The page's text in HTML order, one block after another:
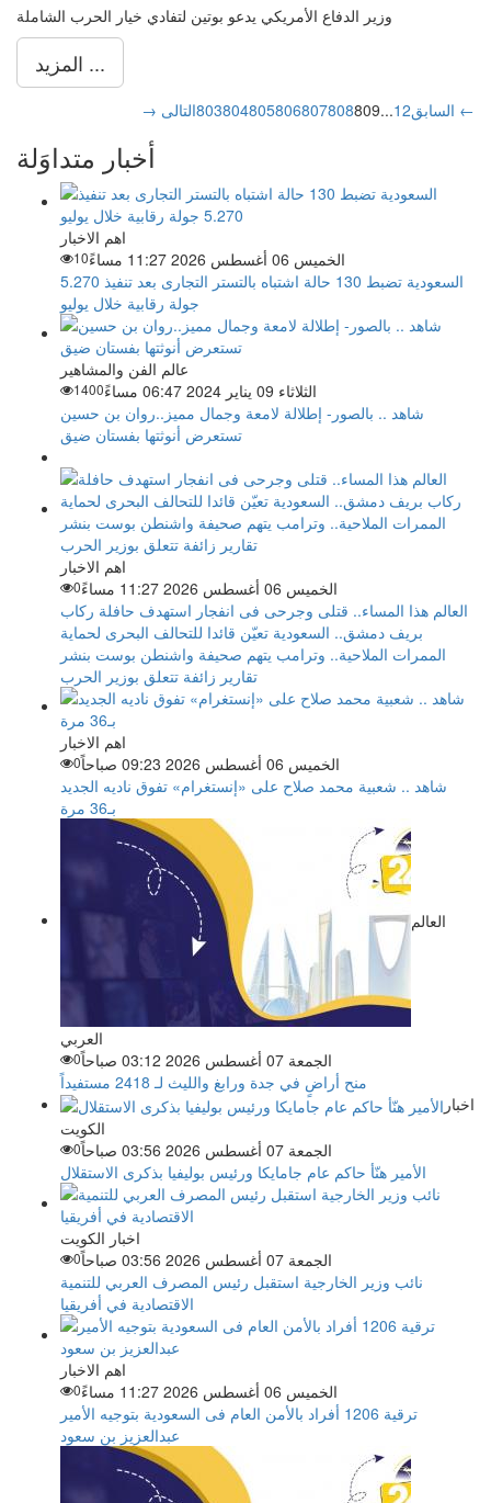
وزير الدفاع الأمريكي يدعو بوتين لتفادي خيار الحرب الشاملة
المزيد ...
→ السابق 12
...
803804805806807808809 التالى ←
أخبار متداوَلة
اهم الاخبار
الخميس 06 أغسطس 2026 11:27 مساءً
10
السعودية تضبط 130 حالة اشتباه بالتستر التجارى بعد تنفيذ 5.270
جولة رقابية خلال يوليو
عالم الفن والمشاهير
الثلاثاء 09 يناير 2024 06:47 مساءً
1400
شاهد .. بالصور- إطلالة لامعة وجمال مميز..روان بن حسين
تستعرض أنوثتها بفستان ضيق
اهم الاخبار
الخميس 06 أغسطس 2026 11:27 مساءً
0
العالم هذا المساء.. قتلى وجرحى فى انفجار استهدف حافلة ركاب
بريف دمشق.. السعودية تعيّن قائدا للتحالف البحرى لحماية
الممرات الملاحية.. وترامب يتهم صحيفة واشنطن بوست بنشر
تقارير زائفة تتعلق بوزير الحرب
اهم الاخبار
الخميس 06 أغسطس 2026 09:23 صباحاً
0
شاهد .. شعبية محمد صلاح على «إنستغرام» تفوق ناديه الجديد
بـ36 مرة
العالم
العربي
الجمعة 07 أغسطس 2026 03:12 صباحاً
0
منح أراضٍ في جدة ورابغ والليث لـ 2418 مستفيداً
اخبار
الكويت
الجمعة 07 أغسطس 2026 03:56 صباحاً
0
الأمير هنّأ حاكم عام جامايكا ورئيس بوليفيا بذكرى الاستقلال
اخبار الكويت
الجمعة 07 أغسطس 2026 03:56 صباحاً
0
نائب وزير الخارجية استقبل رئيس المصرف العربي للتنمية
الاقتصادية في أفريقيا
اهم الاخبار
الخميس 06 أغسطس 2026 11:27 مساءً
0
ترقية 1206 أفراد بالأمن العام فى السعودية بتوجيه الأمير
عبدالعزيز بن سعود